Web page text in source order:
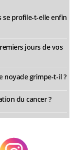
se profile-t-elle enfin
jours de vos
noyade grimpe-t-il ?
du cancer ?